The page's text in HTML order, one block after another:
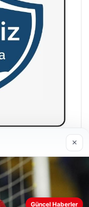
×
Güncel Haberler